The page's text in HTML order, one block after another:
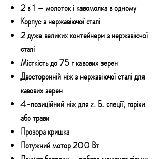
2 в 1 – молоток і кавомолка в одному
Корпус з нержавіючої сталі
2 дуже великих контейнери з нержавіючої
сталі
Місткість до 75 г кавових зерен
Двосторонній ніж з нержавіючої сталі для
кавових зерен
4-позиційний ніж для z. Б. спеції, горіхи
або трави
Прозора кришка
Потужний мотор 200 Вт